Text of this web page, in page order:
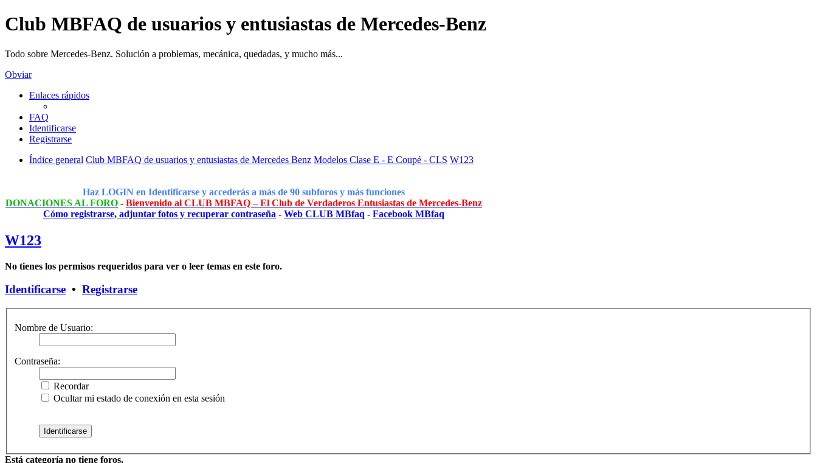
Club MBFAQ de usuarios y entusiastas de Mercedes-Benz
Todo sobre Mercedes-Benz. Solución a problemas, mecánica, quedadas, y mucho más...
Obviar
Enlaces rápidos
FAQ
Identificarse
Registrarse
Índice general Club MBFAQ de usuarios y entusiastas de Mercedes Benz Modelos Clase E - E Coupé - CLS W123
Haz LOGIN en Identificarse y accederás a más de 90 subforos y más funciones
DONACIONES AL FORO - Bienvenido al CLUB MBFAQ – El Club de Verdaderos Entusiastas de Mercedes-Benz
Cómo registrarse, adjuntar fotos y recuperar contraseña - Web CLUB MBfaq - Facebook MBfaq
W123
No tienes los permisos requeridos para ver o leer temas en este foro.
Identificarse • Registrarse
Nombre de Usuario:
Contraseña:
Recordar
Ocultar mi estado de conexión en esta sesión
Está categoría no tiene foros.